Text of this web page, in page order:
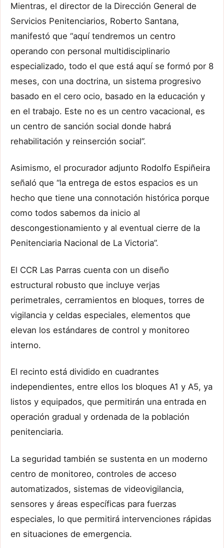
Mientras, el director de la Dirección General de
Servicios Penitenciarios, Roberto Santana,
manifestó que “aquí tendremos un centro
operando con personal multidisciplinario
especializado, todo el que está aquí se formó por 8
meses, con una doctrina, un sistema progresivo
basado en el cero ocio, basado en la educación y
en el trabajo. Este no es un centro vacacional, es
un centro de sanción social donde habrá
rehabilitación y reinserción social”.
Asimismo, el procurador adjunto Rodolfo Espiñeira
señaló que “la entrega de estos espacios es un
hecho que tiene una connotación histórica porque
como todos sabemos da inicio al
descongestionamiento y al eventual cierre de la
Penitenciaria Nacional de La Victoria”.
El CCR Las Parras cuenta con un diseño
estructural robusto que incluye verjas
perimetrales, cerramientos en bloques, torres de
vigilancia y celdas especiales, elementos que
elevan los estándares de control y monitoreo
interno.
El recinto está dividido en cuadrantes
independientes, entre ellos los bloques A1 y A5, ya
listos y equipados, que permitirán una entrada en
operación gradual y ordenada de la población
penitenciaria.
La seguridad también se sustenta en un moderno
centro de monitoreo, controles de acceso
automatizados, sistemas de videovigilancia,
sensores y áreas específicas para fuerzas
especiales, lo que permitirá intervenciones rápidas
en situaciones de emergencia.